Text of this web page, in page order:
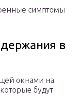
симптомы
в
окнами на
будут